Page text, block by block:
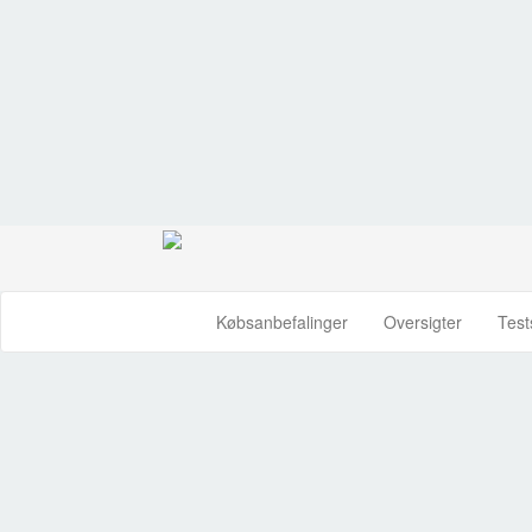
Købsanbefalinger Oversigter